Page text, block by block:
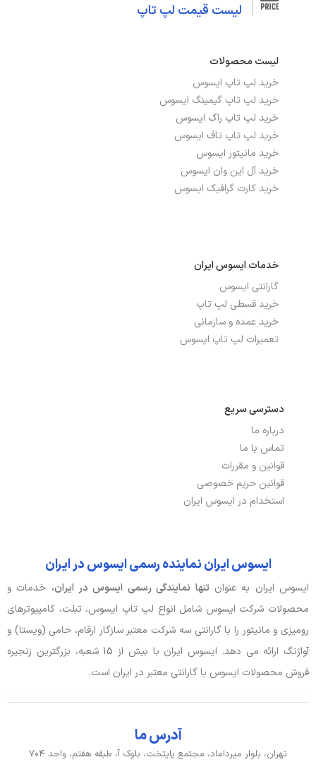
لیست قیمت لپ تاپ
لیست محصولات
خرید لپ تاپ ایسوس
خرید لپ تاپ گیمینگ ایسوس
خرید لپ تاپ راگ ایسوس
خرید لپ تاپ تاف ایسوس
خرید مانیتور ایسوس
خرید آل این وان ایسوس
خرید کارت گرافیک ایسوس
خدمات ایسوس ایران
گارانتی ایسوس
خرید قسطی لپ تاپ
خرید عمده و سازمانی
تعمیرات لپ تاپ ایسوس
دسترسی سریع
درباره ما
تماس با ما
قوانین و مقررات
قوانین حریم خصوصی
استخدام در ایسوس ایران
ایسوس ایران نماینده رسمی ایسوس در ایران
ایسوس ایران به عنوان تنها نمایندگی رسمی ایسوس در ایران، خدمات و
محصولات شرکت ایسوس شامل انواع لپ تاپ ایسوس، تبلت، کامپیوترهای
رومیزی و مانیتور را با گارانتی سه شرکت معتبر سازگار ارقام، حامی (ویستا) و
آواژنگ ارائه می دهد. ایسوس ایران با بیش از 15 شعبه، بزرگترین زنجیره
فروش محصولات ایسوس با گارانتی معتبر در ایران است.
آدرس ما
تهران، بلوار میرداماد، مجتمع پایتخت، بلوک آ، طبقه هفتم، واحد ۷۰۴